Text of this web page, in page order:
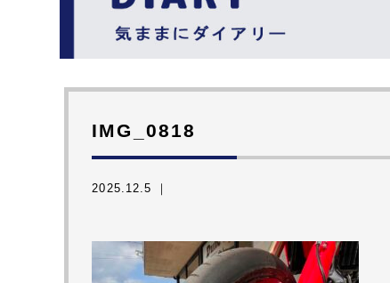
IMG_0818
2025.12.5 ｜